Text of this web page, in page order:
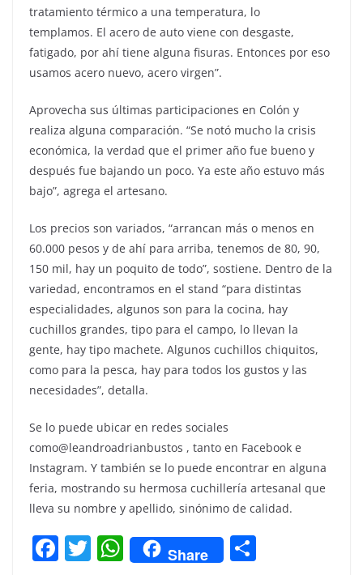
tratamiento térmico a una temperatura, lo
templamos. El acero de auto viene con desgaste,
fatigado, por ahí tiene alguna fisuras. Entonces por eso
usamos acero nuevo, acero virgen”.
Aprovecha sus últimas participaciones en Colón y
realiza alguna comparación. “Se notó mucho la crisis
económica, la verdad que el primer año fue bueno y
después fue bajando un poco. Ya este año estuvo más
bajo”, agrega el artesano.
Los precios son variados, “arrancan más o menos en
60.000 pesos y de ahí para arriba, tenemos de 80, 90,
150 mil, hay un poquito de todo”, sostiene. Dentro de la
variedad, encontramos en el stand “para distintas
especialidades, algunos son para la cocina, hay
cuchillos grandes, tipo para el campo, lo llevan la
gente, hay tipo machete. Algunos cuchillos chiquitos,
como para la pesca, hay para todos los gustos y las
necesidades”, detalla.
Se lo puede ubicar en redes sociales
como@leandroadrianbustos , tanto en Facebook e
Instagram. Y también se lo puede encontrar en alguna
feria, mostrando su hermosa cuchillería artesanal que
lleva su nombre y apellido, sinónimo de calidad.
F T W Share